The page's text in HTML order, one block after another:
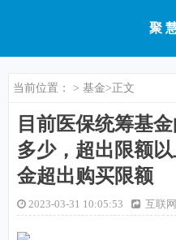
聚
当前位置： > 基金>正文
目前医保统筹基
多少，超出限额
金超出购买限额
2023-03-31 10:05:53 互联网